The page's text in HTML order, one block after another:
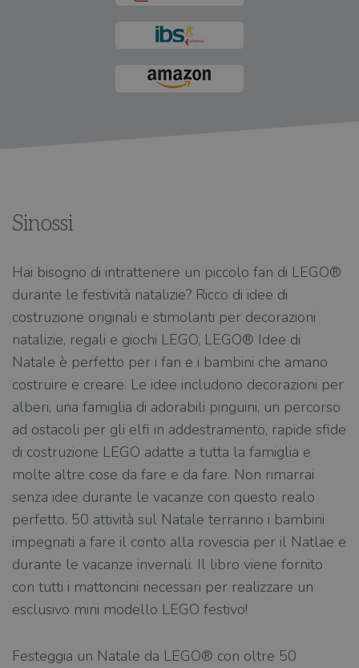
Sinossi
Hai bisogno di intrattenere un piccolo fan di LEGO®
durante le festività natalizie? Ricco di idee di
costruzione originali e stimolanti per decorazioni
natalizie, regali e giochi LEGO, LEGO® Idee di
Natale è perfetto per i fan e i bambini che amano
costruire e creare. Le idee includono decorazioni per
alberi, una famiglia di adorabili pinguini, un percorso
ad ostacoli per gli elfi in addestramento, rapide sfide
di costruzione LEGO adatte a tutta la famiglia e
molte altre cose da fare e da fare. Non rimarrai
senza idee durante le vacanze con questo realo
perfetto. 50 attività sul Natale terranno i bambini
impegnati a fare il conto alla rovescia per il Natlae e
durante le vacanze invernali. Il libro viene fornito
con tutti i mattoncini necessari per realizzare un
esclusivo mini modello LEGO festivo!
Festeggia un Natale da LEGO® con oltre 50